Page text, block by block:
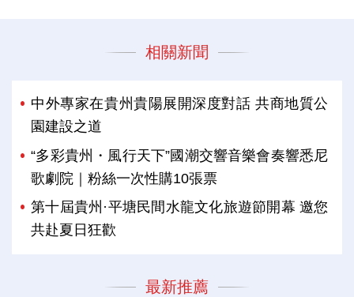
相關新聞
中外專家在貴州貴陽展開深度對話 共商地質公
園建設之道
“多彩貴州・風行天下”國潮交響音樂會奏響悉尼
歌劇院｜粉絲一次性購10張票
第十屆貴州·平塘民間水龍文化旅遊節開幕 邀您
共赴夏日狂歡
最新推薦